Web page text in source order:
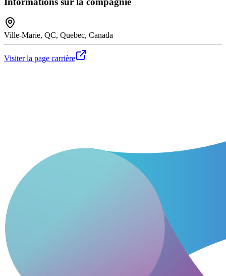
Ville-Marie, QC, Quebec, Canada
Visiter la page carrière